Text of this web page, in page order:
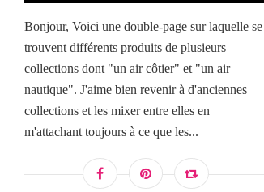
Bonjour, Voici une double-page sur laquelle se
trouvent différents produits de plusieurs
collections dont "un air côtier" et "un air
nautique". J'aime bien revenir à d'anciennes
collections et les mixer entre elles en
m'attachant toujours à ce que les...